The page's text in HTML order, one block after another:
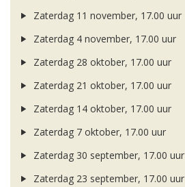
Zaterdag 11 november, 17.00 uur
Zaterdag 4 november, 17.00 uur
Zaterdag 28 oktober, 17.00 uur
Zaterdag 21 oktober, 17.00 uur
Zaterdag 14 oktober, 17.00 uur
Zaterdag 7 oktober, 17.00 uur
Zaterdag 30 september, 17.00 uur
Zaterdag 23 september, 17.00 uur